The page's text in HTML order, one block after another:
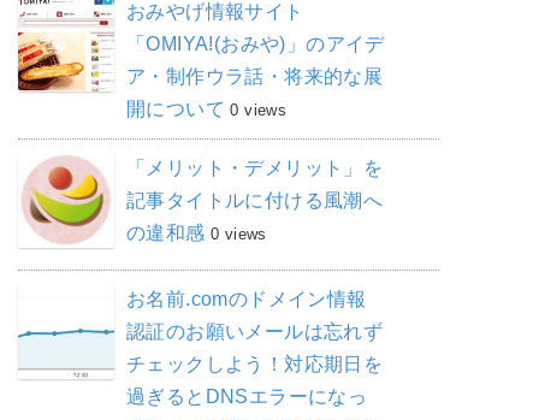
おみやげ情報サイト
「OMIYA!(おみや)」のアイデ
ア・制作ウラ話・将来的な展
開について 0 views
「メリット・デメリット」を
記事タイトルに付ける風潮へ
の違和感 0 views
お名前.comのドメイン情報
認証のお願いメールは忘れず
チェックしよう！対応期日を
過ぎるとDNSエラーになっ